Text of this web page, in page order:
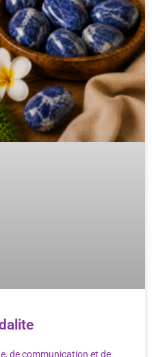
de communication et de